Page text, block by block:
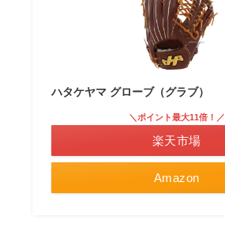
ハタケヤマ グローブ（グラブ）
Amazon
＼ポイント最大11倍！／
楽天市場